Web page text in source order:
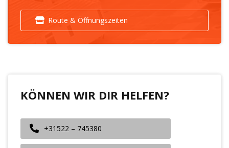
Route & Öffnungszeiten
KÖNNEN WIR DIR HELFEN?
+31522 – 745380